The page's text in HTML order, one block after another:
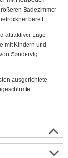
Badezimmer
bereit.
attraktiver Lage
mit Kindern und
Søndervig
ausgerichtete